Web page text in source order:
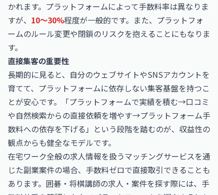
かれます。プラットフォームによって手数料率は異なりま
すが、 10〜30%程度が一般的です。また、プラットフォ
ームのルール変更や閉鎖のリスクを抱えることにもなりま
す。
直接集客の重要性
長期的に見ると、自分のウェブサイトやSNSアカウントを
育てて、プラットフォームに依存しない集客基盤を持つこ
とが安心です。「プラットフォームで実績を積む→口コミ
や自然検索からの直接依頼を増やす→プラットフォーム手
数料への依存を下げる」という段階を踏むのが、収益性の
観点からも健全なモデルです。
在宅ワーク全般の求人情報を扱うマッチングサービスを通
じた副業案件の場合、手数料ゼロで直接取引できることも
あります。囲碁・将棋講師の求人・案件を探す際には、手